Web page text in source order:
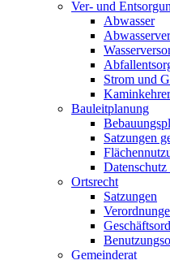
Ver- und
Abwasser
Strom und
Kaminkehrer
Bauleitplanung
Satzungen
Ortsrecht
Satzungen
Gemeinderat